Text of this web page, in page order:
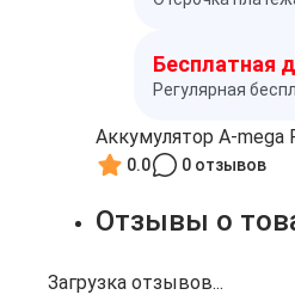
Бесплатная
Регулярная
Аккумулятор A-mega
0.0 0 отзывов
Отзывы о
Загрузка отзывов...